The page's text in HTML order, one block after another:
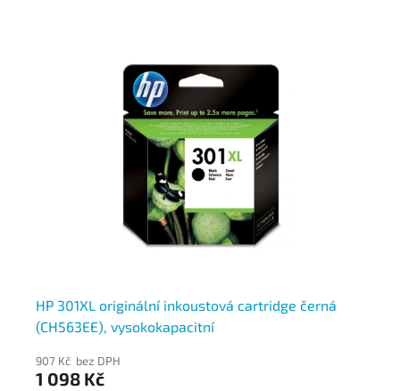
HP 301XL originální inkoustová cartridge černá
(CH563EE), vysokokapacitní
907 Kč bez DPH
1 098 Kč